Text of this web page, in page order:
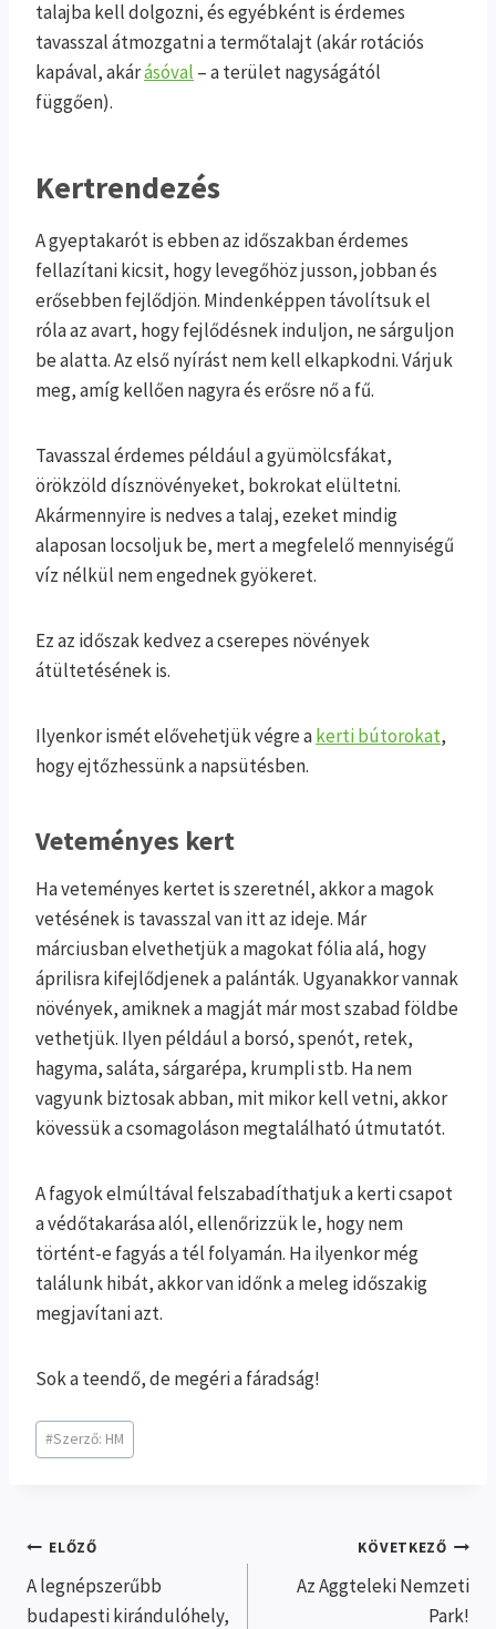
talajba kell dolgozni, és egyébként is érdemes
tavasszal átmozgatni a termőtalajt (akár rotációs
kapával, akárásóval – a terület nagyságától
függően).
Kertrendezés
A gyeptakarót is ebben az időszakban érdemes
fellazítani kicsit, hogy levegőhöz jusson, jobban és
erősebben fejlődjön. Mindenképpen távolítsuk el
róla az avart, hogy fejlődésnek induljon, ne sárguljon
be alatta. Az első nyírást nem kell elkapkodni. Várjuk
meg, amíg kellően nagyra és erősre nő a fű.
Tavasszal érdemes például a gyümölcsfákat,
örökzöld dísznövényeket, bokrokat elültetni.
Akármennyire is nedves a talaj, ezeket mindig
alaposan locsoljuk be, mert a megfelelő mennyiségű
víz nélkül nem engednek gyökeret.
Ez az időszak kedvez a cserepes növények
átültetésének is.
Ilyenkor ismét elővehetjük végre akerti bútorokat,
hogy ejtőzhessünk a napsütésben.
Veteményes kert
Ha veteményes kertet is szeretnél, akkor a magok
vetésének is tavasszal van itt az ideje. Már
márciusban elvethetjük a magokat fólia alá, hogy
áprilisra kifejlődjenek a palánták. Ugyanakkor vannak
növények, amiknek a magját már most szabad földbe
vethetjük. Ilyen például a borsó, spenót, retek,
hagyma, saláta, sárgarépa, krumpli stb. Ha nem
vagyunk biztosak abban, mit mikor kell vetni, akkor
kövessük a csomagoláson megtalálható útmutatót.
A fagyok elmúltával felszabadíthatjuk a kerti csapot
a védőtakarása alól, ellenőrizzük le, hogy nem
történt-e fagyás a tél folyamán. Ha ilyenkor még
találunk hibát, akkor van időnk a meleg időszakig
megjavítani azt.
Sok a teendő, de megéri a fáradság!
Post
Tags:
#Szerző: HM
Bejegyzés
navigáció
ELŐZŐ
A legnépszerűbb
budapesti kirándulóhely,
KÖVETKEZŐ
Az Aggteleki Nemzeti
Park!